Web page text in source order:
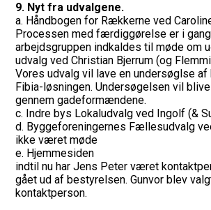
9. Nyt fra udvalgene.
a. Håndbogen for Rækkerne ved
Processen med færdiggørelse er i
arbejdsgruppen indkaldes til møde om
udvalg ved Christian Bjerrum (og
Vores udvalg vil lave en undersøglse
Fibia-løsningen. Undersøgelsen vil
gennem gadeformændene.
c. Indre bys Lokaludvalg ved Ingolf (&
d. Byggeforeningernes Fællesudvalg
ikke været møde
e. Hjemmesiden
indtil nu har Jens Peter været
gået ud af bestyrelsen. Gunvor blev
kontaktperson.